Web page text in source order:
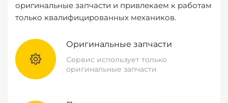
оригинальные запчасти и привлекаем к работам
только квалифицированных механиков.
Оригинальные запчасти
Сервис использует только
оригинальные запчасти